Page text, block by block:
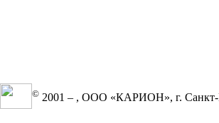
© 2001 – , ООО «КАРИОН», г. Санкт-